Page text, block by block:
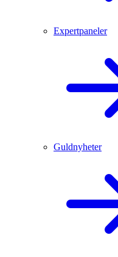
Expertpaneler
Guldnyheter